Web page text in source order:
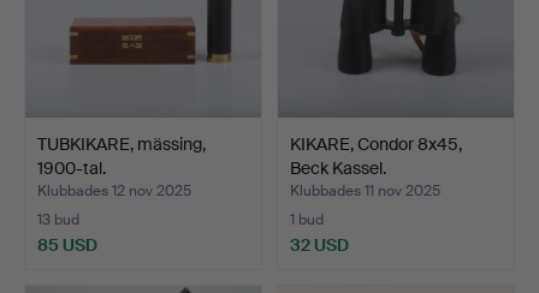
TUBKIKARE, mässing,
1900-tal.
Klubbades 12 nov 2025
13 bud
85 USD
KIKARE, Condor 8x45,
Beck Kassel.
Klubbades 11 nov 2025
1 bud
32 USD